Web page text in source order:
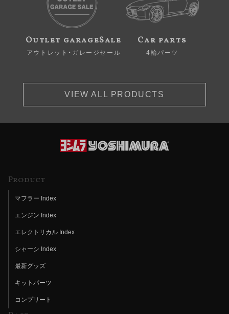
Outlet garageSale
アウトレット・ガレージセール
Car parts
4輪パーツ
VIEW ALL PRODUCTS
Product
マフラー Index
エンジン Index
エレクトリカル Index
シャーシ Index
最新グッズ
キットパーツ
コンプリート